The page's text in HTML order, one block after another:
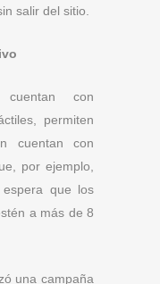
salir del sitio.
cuentan con
permiten
cuentan con
por ejemplo,
que los
a más de 8
una campaña